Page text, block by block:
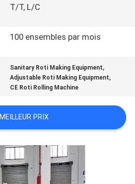
T/T, L/C
100 ensembles par mois
Sanitary Roti Making Equipment,
Adjustable Roti Making Equipment,
CE Roti Rolling Machine
MEILLEUR PRIX